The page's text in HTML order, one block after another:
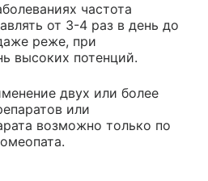
частота
от 3-4 раз в день до
реже, при
высоких потенций.
двух или более
или
возможно только по